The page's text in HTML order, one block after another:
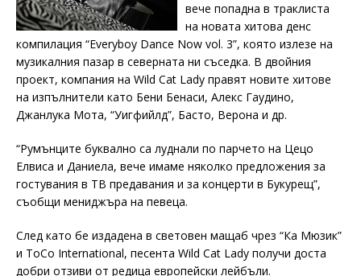
вече попадна в траклиста
на новата хитова денс
компилация “Everyboy Dance Now vol. 3”, която излезе на
музикалния пазар в северната ни съседка. В двойния
проект, компания на Wild Cat Lady правят новите хитове
на изпълнители като Бени Бенаси, Алекс Гаудино,
Джанлука Мота, “Уигфийлд”, Басто, Верона и др.
“Румънците буквално са луднали по парчето на Цецо
Елвиса и Даниела, вече имаме няколко предложения за
гостувания в ТВ предавания и за концерти в Букурещ”,
съобщи мениджъра на певеца.
След като бе издадена в световен мащаб чрез “Ка Мюзик”
и ToCo International, песента Wild Cat Lady получи доста
добри отзиви от редица европейски лейбъли.